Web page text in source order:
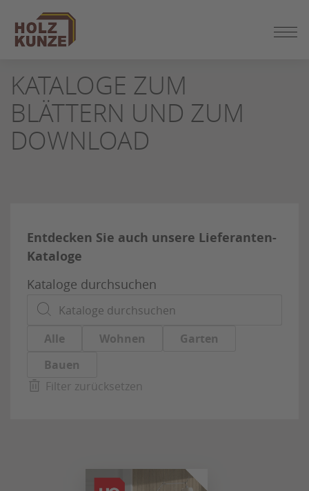
ZUM
SEITENINHALT
SPRINGEN
KATALOGE ZUM
BLÄTTERN UND ZUM
DOWNLOAD
Entdecken Sie auch unsere Lieferanten-
Kataloge
Kataloge durchsuchen
Alle Wohnen
Garten
Bauen
Filter zurücksetzen